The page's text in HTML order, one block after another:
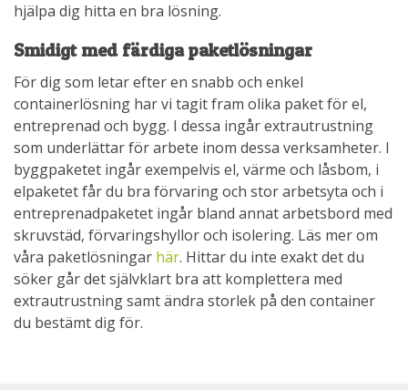
hjälpa dig hitta en bra lösning.
Smidigt med färdiga paketlösningar
För dig som letar efter en snabb och enkel
containerlösning har vi tagit fram olika paket för el,
entreprenad och bygg. I dessa ingår extrautrustning
som underlättar för arbete inom dessa verksamheter. I
byggpaketet ingår exempelvis el, värme och låsbom, i
elpaketet får du bra förvaring och stor arbetsyta och i
entreprenadpaketet ingår bland annat arbetsbord med
skruvstäd, förvaringshyllor och isolering. Läs mer om
våra paketlösningar här. Hittar du inte exakt det du
söker går det självklart bra att komplettera med
extrautrustning samt ändra storlek på den container
du bestämt dig för.